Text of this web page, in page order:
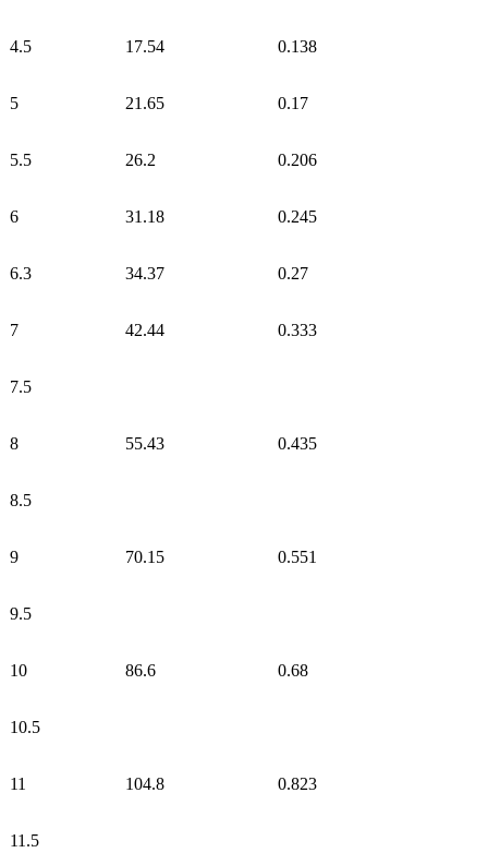
4.5 17.54 0.138
5 21.65 0.17
5.5 26.2 0.206
6 31.18 0.245
6.3 34.37 0.27
7 42.44 0.333
7.5
8 55.43 0.435
8.5
9 70.15 0.551
9.5
10 86.6 0.68
10.5
11 104.8 0.823
11.5